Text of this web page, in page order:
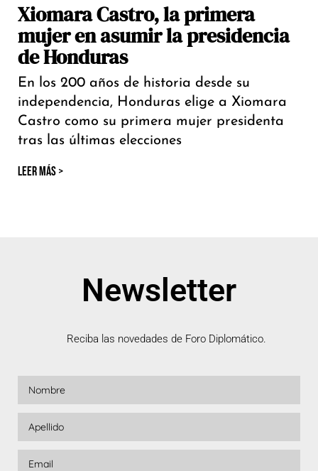
Xiomara Castro, la primera
mujer en asumir la presidencia
de Honduras
En los 200 años de historia desde su
independencia, Honduras elige a Xiomara
Castro como su primera mujer presidenta
tras las últimas elecciones
LEER MÁS >
Newsletter
Reciba las novedades de Foro Diplomático.